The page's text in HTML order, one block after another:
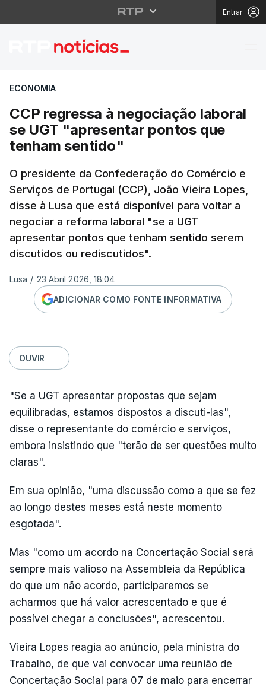
Entrar
CCP regressa à
ECONOMIA
CCP regressa à negociação laboral
se UGT "apresentar pontos que
tenham sentido"
O presidente da Confederação do Comércio e
Serviços de Portugal (CCP), João Vieira Lopes,
disse à Lusa que está disponível para voltar a
negociar a reforma laboral "se a UGT
apresentar pontos que tenham sentido serem
discutidos ou rediscutidos".
Lusa / 23 Abril 2026, 18:04
ADICIONAR COMO FONTE INFORMATIVA
OUVIR
"Se a UGT apresentar propostas que sejam
equilibradas, estamos dispostos a discuti-las",
disse o representante do comércio e serviços,
embora insistindo que "terão de ser questões muito
claras".
Em sua opinião, "uma discussão como a que se fez
ao longo destes meses está neste momento
esgotada".
Mas "como um acordo na Concertação Social será
sempre mais valioso na Assembleia da República
do que um não acordo, participaremos se
acharmos que há valor acrescentado e que é
possível chegar a conclusões", acrescentou.
Vieira Lopes reagia ao anúncio, pela ministra do
Trabalho, de que vai convocar uma reunião de
Concertação Social para 07 de maio para encerrar